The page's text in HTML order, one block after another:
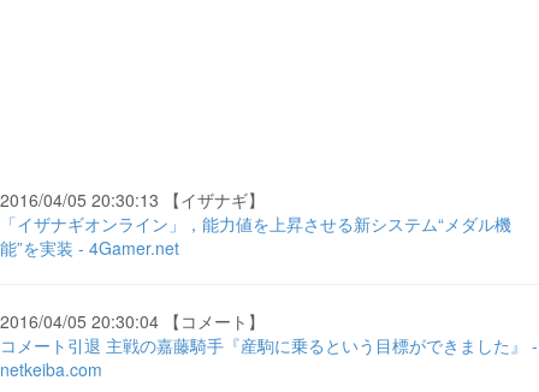
2016/04/05 20:30:13 【イザナギ】
「イザナギオンライン」，能力値を上昇させる新システム“メダル機
能”を実装 - 4Gamer.net
2016/04/05 20:30:04 【コメート】
コメート引退 主戦の嘉藤騎手『産駒に乗るという目標ができました』 -
netkeiba.com